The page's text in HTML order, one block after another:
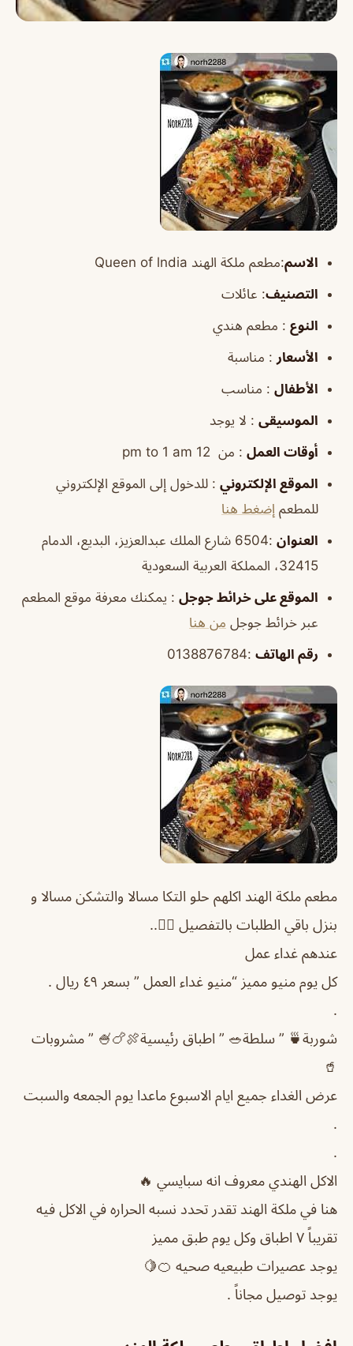
الاسم:مطعم ملكة الهند Queen of lndia
التصنيف: عائلات
النوع : مطعم هندي
الأسعار : مناسبة
الأطفال : مناسب
الموسيقى : لا يوجد
أوقات العمل : من 12 pm to 1 am
الموقع الإلكتروني : للدخول إلى الموقع الإلكتروني
للمطعم إضغط هنا
العنوان
:6504 شارع الملك عبدالعزيز، البديع، الدمام
32415، المملكة العربية السعودية
الموقع على خرائط جوجل : يمكنك معرفة موقع المطعم
عبر خرائط جوجل من هنا
رقم الهاتف :0138876784
مطعم ملكة الهند اكلهم حلو التكا مسالا والتشكن مسالا و
بنزل باقي الطلبات بالتفصيل 👌🏻..
عندهم غداء عمل
كل يوم منيو مميز “منيو غداء العمل ” بسعر ٤٩ ريال .
.
شوربة🍵 ” سلطة🥗 ” اطباق رئيسية🍖🍗🍧 ” مشروبات
🥤
عرض الغداء جميع ايام الاسبوع ماعدا يوم الجمعه والسبت
.
.
الاكل الهندي معروف انه سبايسي 🔥
هنا في ملكة الهند تقدر تحدد نسبه الحراره في الاكل فيه
تقريباً ٧ اطباق وكل يوم طبق مميز
يوجد عصيرات طبيعيه صحيه 🍊🍋
يوجد توصيل مجاناً .